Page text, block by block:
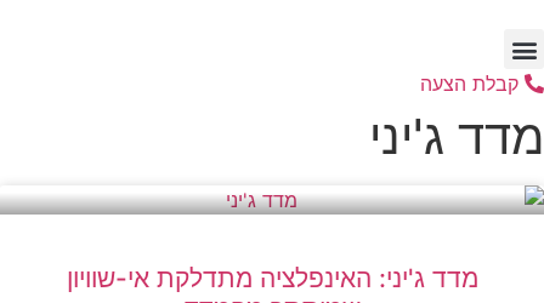
לתוכן
קבלת הצעה
מדד ג'יני
מדד ג'יני: האינפלציה מתדלקת אי-שוויון